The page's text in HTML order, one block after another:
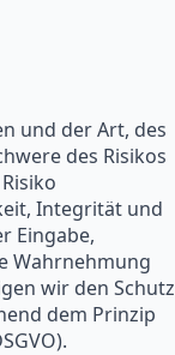
und der Art, des
des Risikos
Integrität und
Eingabe,
Wahrnehmung
wir den Schutz
dem Prinzip